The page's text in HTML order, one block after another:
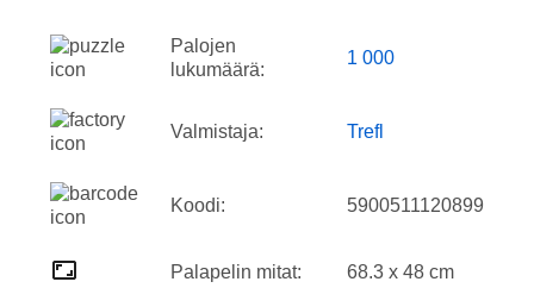
Palojen
lukumäärä:
1 000
Valmistaja: Trefl
Koodi: 5900511120899
Palapelin mitat: 68.3 x 48 cm